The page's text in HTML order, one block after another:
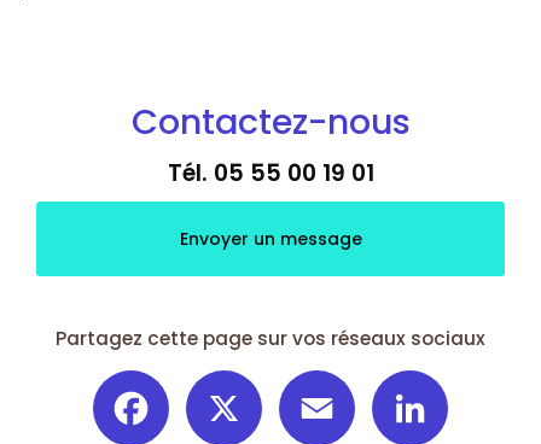
Contactez-nous
Tél. 05 55 00 19 01
Envoyer un message
Partagez cette page sur vos réseaux sociaux
Facebook Email